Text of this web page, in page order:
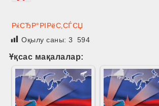
РќСЂР°РІРёС‚СЃСЏ
Оқылу саны:3 594
Ұқсас мақалалар: